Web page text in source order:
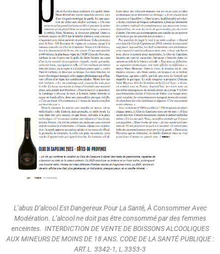
L’abus D’alcool Est Dangereux Pour La Santé, À Consommer Avec
Modération. L’alcool ne doit pas être consommé par des femmes
enceintes. INTERDICTION DE VENTE DE BOISSONS ALCOOLIQUES
AUX MINEURS DE MOINS DE 18 ANS. CODE DE LA SANTÉ PUBLIQUE :
ART.L. 3342-1, L.3353-3